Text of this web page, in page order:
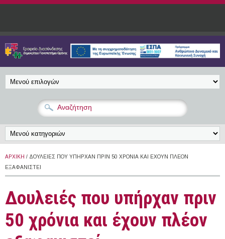
Παράκαμψη προς το κυρίως περιεχόμενο
ΑΡΧΙΚΉ / ΔΟΥΛΕΙΈΣ ΠΟΥ ΥΠΉΡΧΑΝ ΠΡΙΝ 50 ΧΡΌΝΙΑ ΚΑΙ ΈΧΟΥΝ ΠΛΈΟΝ
ΕΞΑΦΑΝΙΣΤΕΊ
Δουλειές που υπήρχαν πριν
50 χρόνια και έχουν πλέον